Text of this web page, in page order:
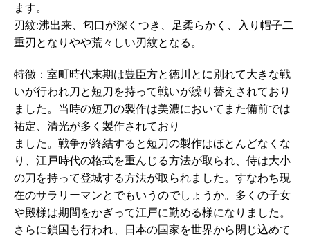
ます。
刃紋:沸出来、匂口が深くつき、足柔らかく、入り帽子二
重刃となりやや荒々しい刃紋となる。
特徴：室町時代末期は豊臣方と徳川とに別れて大きな戦
いが行われ刀と短刀を持って戦いが繰り替えされており
ました。当時の短刀の製作は美濃においてまた備前では
祐定、清光が多く製作されており
ました。戦争が終結すると短刀の製作はほとんどなくな
り、江戸時代の格式を重んじる方法が取られ、侍は大小
の刀を持って登城する方法が取られました。すなわち現
在のサラリーマンとでもいうのでしょうか。多くの子女
や殿様は期間をかぎって江戸に勤める様になりました。
さらに鎖国も行われ、日本の国家を世界から閉じ込めて